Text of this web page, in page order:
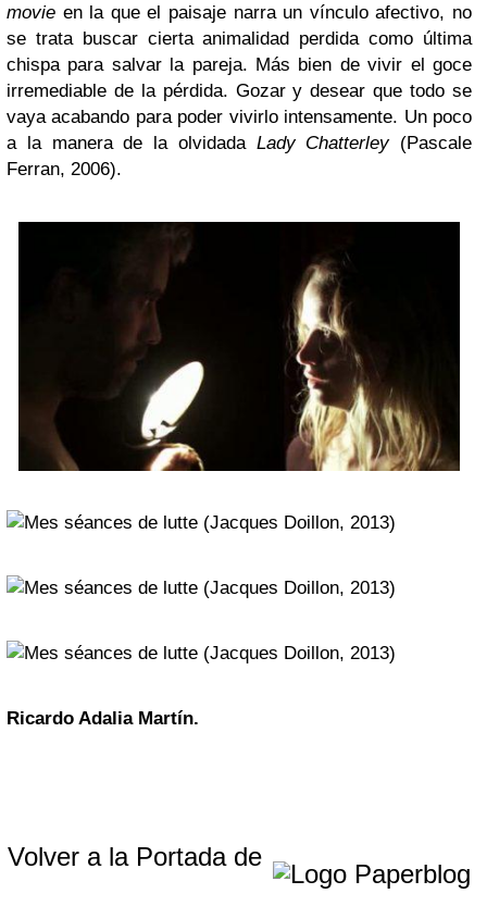
movie en la que el paisaje narra un vínculo afectivo, no
se trata buscar cierta animalidad perdida como última
chispa para salvar la pareja. Más bien de vivir el goce
irremediable de la pérdida. Gozar y desear que todo se
vaya acabando para poder vivirlo intensamente. Un poco
a la manera de la olvidada Lady Chatterley(Pascale
Ferran, 2006).
Ricardo Adalia Martín.
Volver a la Portada de